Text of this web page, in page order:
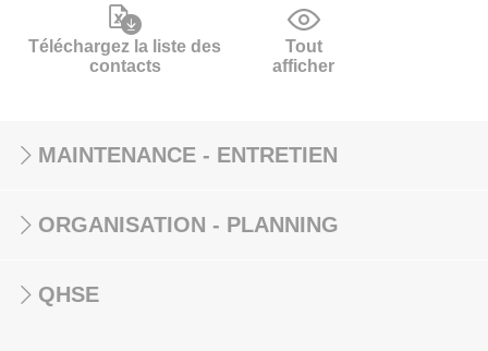
Téléchargez la liste des
contacts
Tout
afficher
MAINTENANCE - ENTRETIEN
ORGANISATION - PLANNING
QHSE